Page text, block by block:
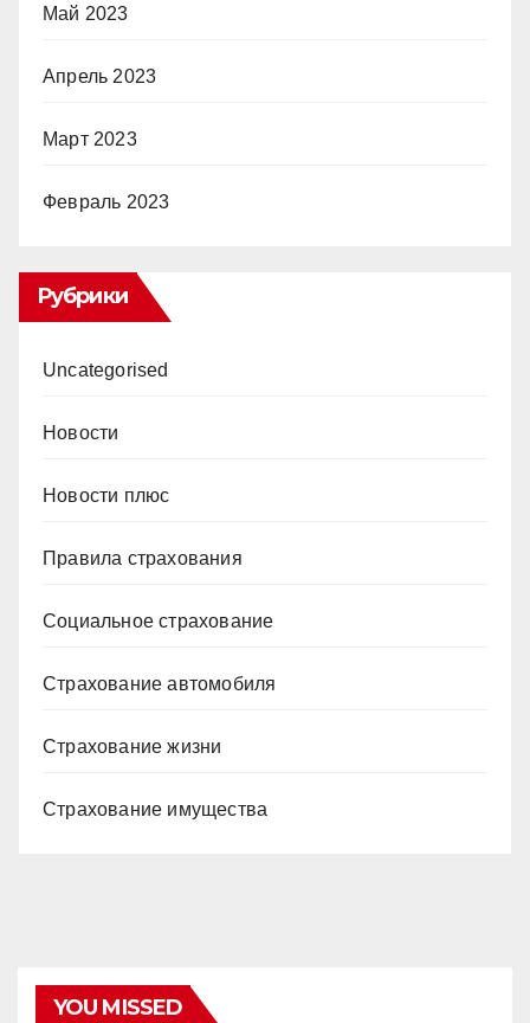
Май 2023
Апрель 2023
Март 2023
Февраль 2023
Рубрики
Uncategorised
Новости
Новости плюс
Правила страхования
Социальное страхование
Страхование автомобиля
Страхование жизни
Страхование имущества
YOU MISSED